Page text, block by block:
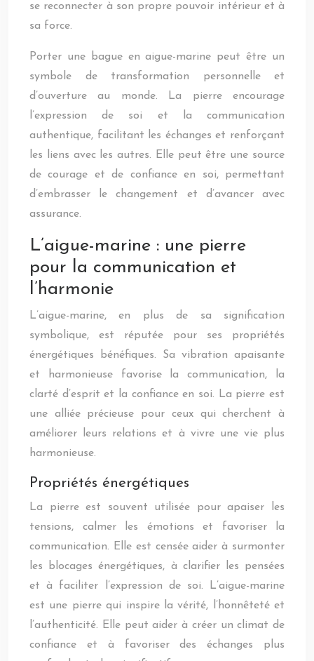
se reconnecter à son propre pouvoir intérieur et à
sa force.
Porter une bague en aigue-marine peut être un
symbole de transformation personnelle et
d’ouverture au monde. La pierre encourage
l’expression de soi et la communication
authentique, facilitant les échanges et renforçant
les liens avec les autres. Elle peut être une source
de courage et de confiance en soi, permettant
d’embrasser le changement et d’avancer avec
assurance.
L’aigue-marine : une pierre
pour la communication et
l’harmonie
L’aigue-marine, en plus de sa signification
symbolique, est réputée pour ses propriétés
énergétiques bénéfiques. Sa vibration apaisante
et harmonieuse favorise la communication, la
clarté d’esprit et la confiance en soi. La pierre est
une alliée précieuse pour ceux qui cherchent à
améliorer leurs relations et à vivre une vie plus
harmonieuse.
Propriétés énergétiques
La pierre est souvent utilisée pour apaiser les
tensions, calmer les émotions et favoriser la
communication. Elle est censée aider à surmonter
les blocages énergétiques, à clarifier les pensées
et à faciliter l’expression de soi. L’aigue-marine
est une pierre qui inspire la vérité, l’honnêteté et
l’authenticité. Elle peut aider à créer un climat de
confiance et à favoriser des échanges plus